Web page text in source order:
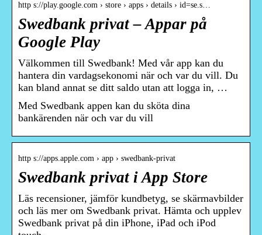
http s://play.google.com › store › apps › details › id=se.s…
Swedbank privat – Appar på
Google Play
Välkommen till Swedbank! Med vår app kan du
hantera din vardagsekonomi när och var du vill. Du
kan bland annat se ditt saldo utan att logga in, …
Med Swedbank appen kan du sköta dina
bankärenden när och var du vill
http s://apps.apple.com › app › swedbank-privat
Swedbank privat i App Store
Läs recensioner, jämför kundbetyg, se skärmavbilder
och läs mer om Swedbank privat. Hämta och upplev
Swedbank privat på din iPhone, iPad och iPod